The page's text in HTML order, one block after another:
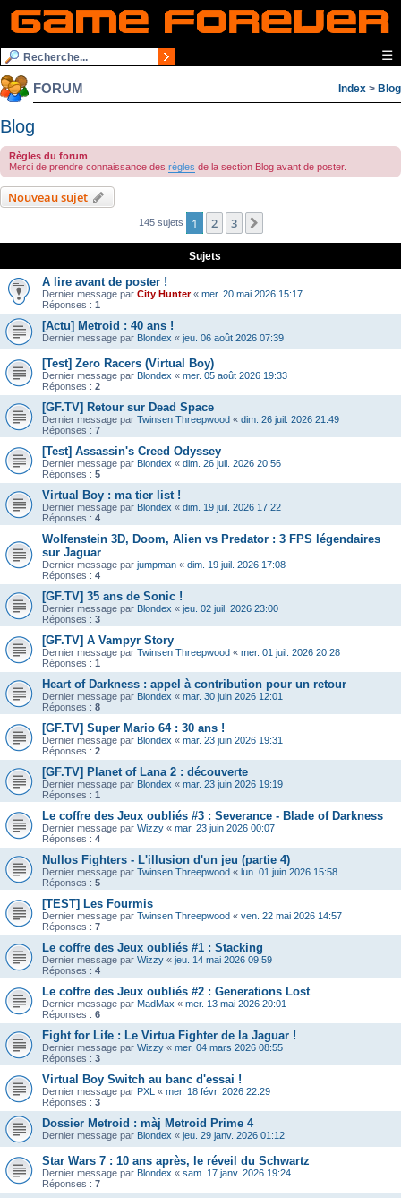
☰
FORUM Index > Blog
Blog
Règles du forum
Merci de prendre connaissance des règles de la section Blog avant de poster.
Nouveau sujet
145 sujets 1 2 3
Sujets
A lire avant de poster !
Dernier message par City Hunter« mer. 20 mai 2026 15:17
Réponses : 1
[Actu] Metroid : 40 ans !
Dernier message par Blondex « jeu. 06 août 2026 07:39
[Test] Zero Racers (Virtual Boy)
Dernier message par Blondex « mer. 05 août 2026 19:33
Réponses : 2
[GF.TV] Retour sur Dead Space
Dernier message par Twinsen Threepwood « dim. 26 juil. 2026 21:49
Réponses : 7
[Test] Assassin's Creed Odyssey
Dernier message par Blondex « dim. 26 juil. 2026 20:56
Réponses : 5
Virtual Boy : ma tier list !
Dernier message par Blondex « dim. 19 juil. 2026 17:22
Réponses : 4
Wolfenstein 3D, Doom, Alien vs Predator : 3 FPS légendaires
sur Jaguar
Dernier message par jumpman « dim. 19 juil. 2026 17:08
Réponses : 4
[GF.TV] 35 ans de Sonic !
Dernier message par Blondex « jeu. 02 juil. 2026 23:00
Réponses : 3
[GF.TV] A Vampyr Story
Dernier message par Twinsen Threepwood « mer. 01 juil. 2026 20:28
Réponses : 1
Heart of Darkness : appel à contribution pour un retour
Dernier message par Blondex « mar. 30 juin 2026 12:01
Réponses : 8
[GF.TV] Super Mario 64 : 30 ans !
Dernier message par Blondex « mar. 23 juin 2026 19:31
Réponses : 2
[GF.TV] Planet of Lana 2 : découverte
Dernier message par Blondex « mar. 23 juin 2026 19:19
Réponses : 1
Le coffre des Jeux oubliés #3 : Severance - Blade of Darkness
Dernier message par Wizzy « mar. 23 juin 2026 00:07
Réponses : 4
Nullos Fighters - L'illusion d'un jeu (partie 4)
Dernier message par Twinsen Threepwood « lun. 01 juin 2026 15:58
Réponses : 5
[TEST] Les Fourmis
Dernier message par Twinsen Threepwood « ven. 22 mai 2026 14:57
Réponses : 7
Le coffre des Jeux oubliés #1 : Stacking
Dernier message par Wizzy « jeu. 14 mai 2026 09:59
Réponses : 4
Le coffre des Jeux oubliés #2 : Generations Lost
Dernier message par MadMax « mer. 13 mai 2026 20:01
Réponses : 6
Fight for Life : Le Virtua Fighter de la Jaguar !
Dernier message par Wizzy « mer. 04 mars 2026 08:55
Réponses : 3
Virtual Boy Switch au banc d'essai !
Dernier message par PXL « mer. 18 févr. 2026 22:29
Réponses : 3
Dossier Metroid : màj Metroid Prime 4
Dernier message par Blondex « jeu. 29 janv. 2026 01:12
Star Wars 7 : 10 ans après, le réveil du Schwartz
Dernier message par Blondex « sam. 17 janv. 2026 19:24
Réponses : 7